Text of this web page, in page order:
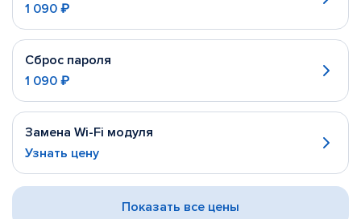
1 090 ₽
Сброс пароля
1 090 ₽
Замена Wi-Fi модуля
Узнать цену
Показать все цены